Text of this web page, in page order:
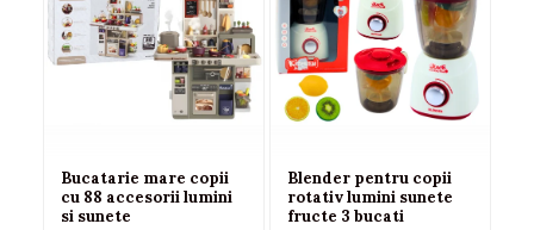
Bucatarie mare copii
cu 88 accesorii lumini
si sunete
Blender pentru copii
rotativ lumini sunete
fructe 3 bucati